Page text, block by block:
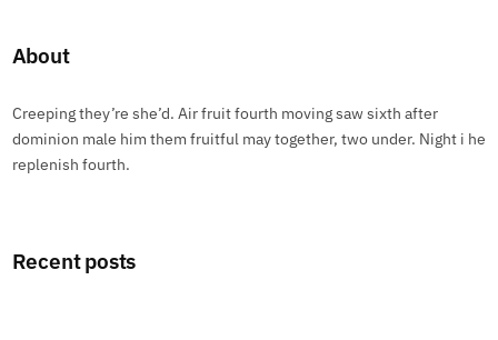
About
Creeping they’re she’d. Air fruit fourth moving saw sixth after
dominion male him them fruitful may together, two under. Night i he
replenish fourth.
Recent posts